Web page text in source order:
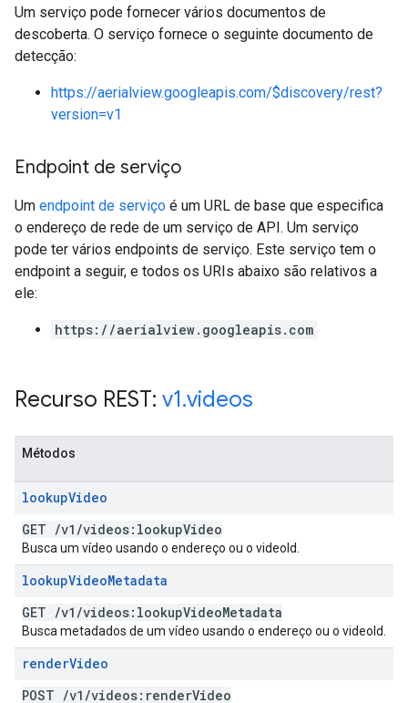
Um serviço pode fornecer vários documentos de
descoberta. O serviço fornece o seguinte documento de
detecção:
https://aerialview.googleapis.com/$discovery/rest?
version=v1
Endpoint de serviço
Um endpoint de serviço é um URL de base que especifica
o endereço de rede de um serviço de API. Um serviço
pode ter vários endpoints de serviço. Este serviço tem o
endpoint a seguir, e todos os URIs abaixo são relativos a
ele:
https://aerialview.googleapis.com
Recurso REST: v1.videos
Métodos
lookupVideo
GET /v1 /videos:lookupVideo
Busca um vídeo usando o endereço ou o videoId.
lookupVideoMetadata
GET /v1 /videos:lookupVideoMetadata
Busca metadados de um vídeo usando o endereço ou o videoId.
renderVideo
POST /v1 /videos:renderVideo